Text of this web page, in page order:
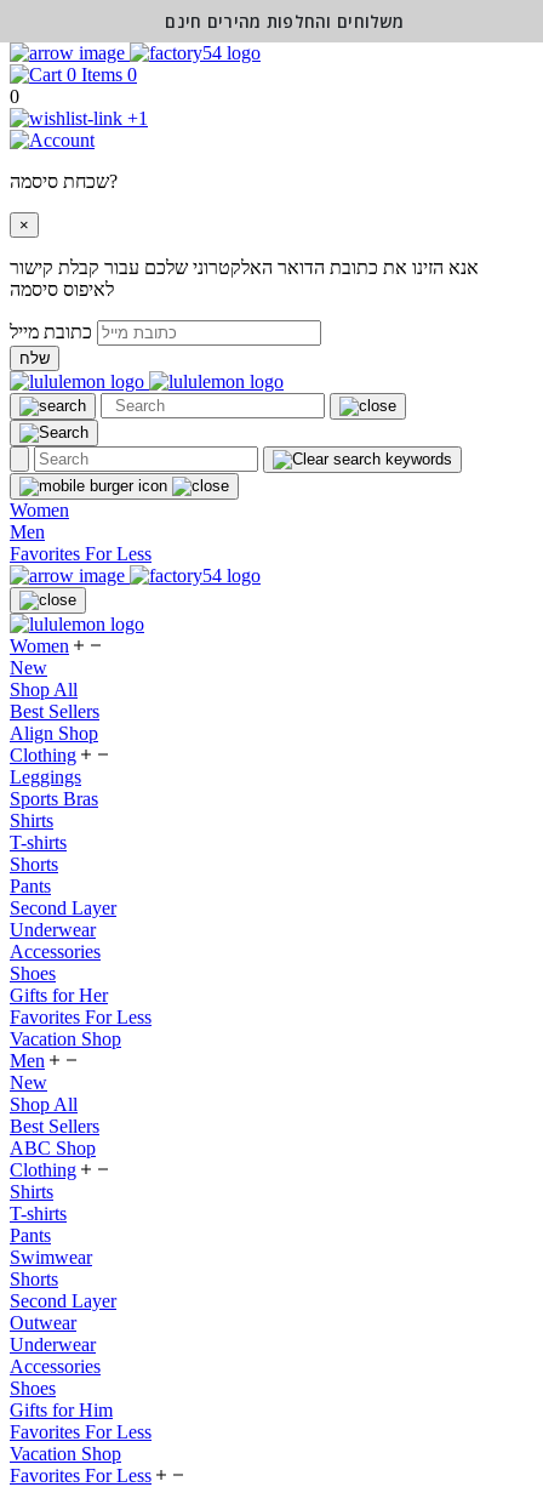
0
0
+1
שכחת סיסמה?
×
אנא הזינו את כתובת הדואר האלקטרוני שלכם עבור קבלת קישור
לאיפוס סיסמה
שלח
Women
Men
Favorites For Less
Women
New
Shop All
Best Sellers
Align Shop
Clothing
Leggings
Sports Bras
Shirts
T-shirts
Shorts
Pants
Second Layer
Underwear
Accessories
Shoes
Gifts for Her
Favorites For Less
Vacation Shop
Men
New
Shop All
Best Sellers
ABC Shop
Clothing
Shirts
T-shirts
Pants
Swimwear
Shorts
Second Layer
Outwear
Underwear
Accessories
Shoes
Gifts for Him
Favorites For Less
Vacation Shop
Favorites For Less
משלוחים והחלפות מהירים חינם